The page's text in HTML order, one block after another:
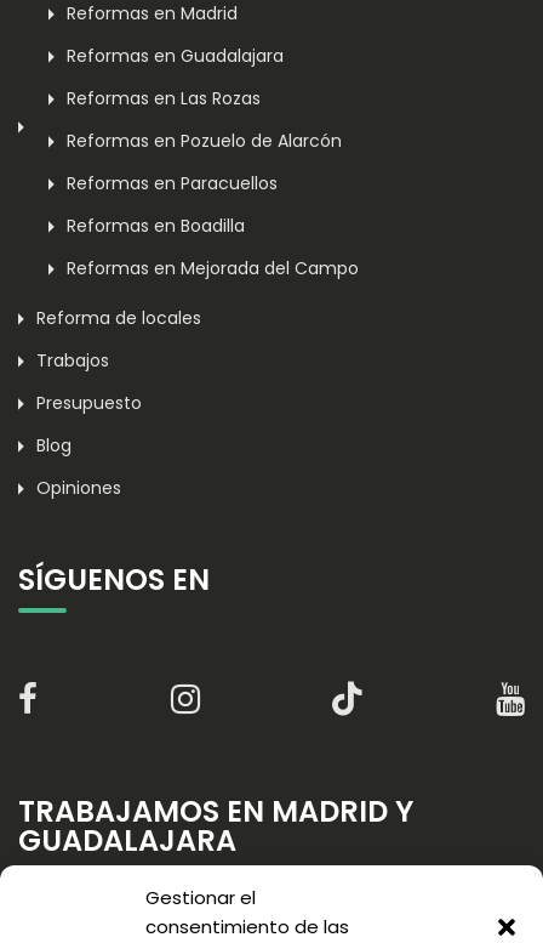
Gestionar el
consentimiento de las
Reformas en Madrid
Reformas en Guadalajara
Reformas en Las Rozas
Reformas en Pozuelo de Alarcón
Reformas en Paracuellos
Reformas en Boadilla
Reformas en Mejorada del Campo
Reforma de locales
Trabajos
Presupuesto
Blog
Opiniones
SÍGUENOS EN
TRABAJAMOS EN MADRID Y
GUADALAJARA